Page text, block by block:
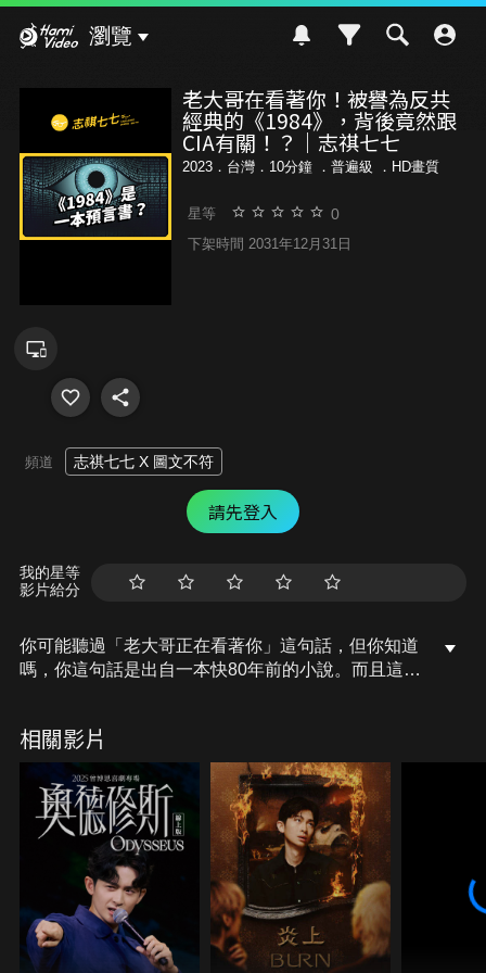
瀏覽
老大哥在看著你！被譽為反共
經典的《1984》，背後竟然跟
CIA有關！？｜志祺七七
2023．台灣．10分鐘 ． 普遍級 ．HD畫質
星等 0
下架時間 2031年12月31日
頻道 志祺七七 X 圖文不符
請先登入
我的星等
影片給分
你可能聽過「老大哥正在看著你」這句話，但你知道
嗎，你這句話是出自一本快80年前的小說。而且這本
相關影片